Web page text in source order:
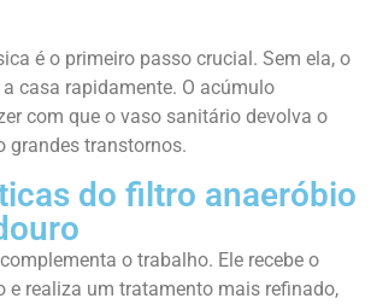
é o primeiro passo crucial. Sem ela, o
casa rapidamente. O acúmulo
com que o vaso sanitário devolva o
grandes transtornos.
do filtro anaeróbio
complementa o trabalho. Ele recebe o
e realiza um tratamento mais refinado,